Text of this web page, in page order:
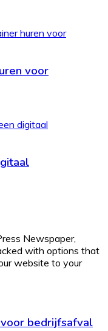
voor
Newspaper,
with options that
website to your
bedrijfsafval